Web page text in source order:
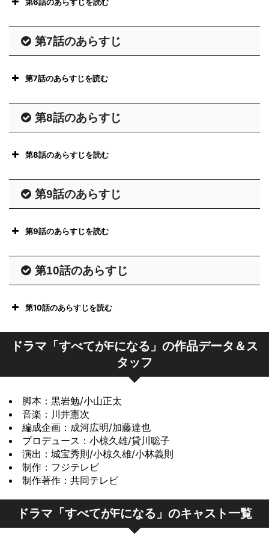
第7話のあらすじ
第7話のあらすじを読む
第8話のあらすじ
第8話のあらすじを読む
第9話のあらすじ
第9話のあらすじを読む
第10話のあらすじ
第10話のあらすじを読む
ドラマ「すべてがFになる」の作品データ＆ス
タッフ
脚本：黒岩勉/小山正太
音楽：川井憲次
編成企画：成河広明/加藤達也
プロデュース：小椋久雄/貸川聡子
演出：城宝秀則/小椋久雄/小林義則
制作：フジテレビ
制作著作：共同テレビ
ドラマ「すべてがFになる」のキャスト一覧